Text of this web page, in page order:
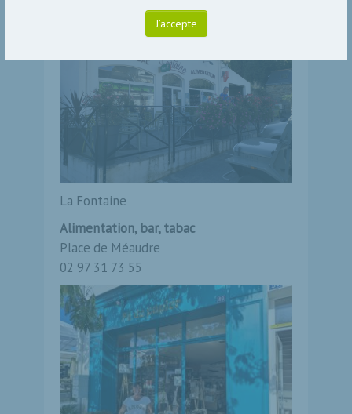
J’accepte
La Fontaine
Alimentation, bar, tabac
Place de Méaudre
02 97 31 73 55